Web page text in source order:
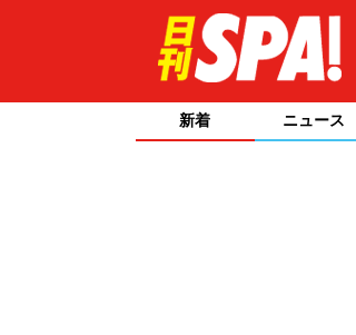
新着 ニュース